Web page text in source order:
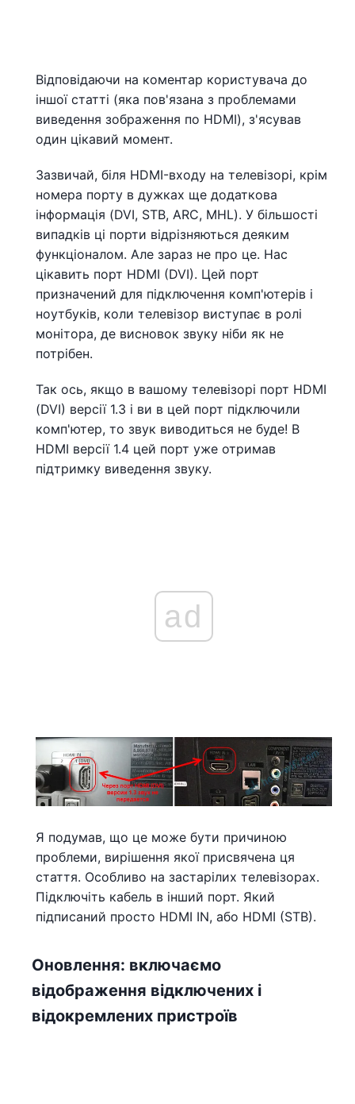
Відповідаючи на коментар користувача до
іншої статті (яка пов'язана з проблемами
виведення зображення по HDMI), з'ясував
один цікавий момент.
Зазвичай, біля HDMI-входу на телевізорі, крім
номера порту в дужках ще додаткова
інформація (DVI, STB, ARC, MHL). У більшості
випадків ці порти відрізняються деяким
функціоналом. Але зараз не про це. Нас
цікавить порт HDMI (DVI). Цей порт
призначений для підключення комп'ютерів і
ноутбуків, коли телевізор виступає в ролі
монітора, де висновок звуку ніби як не
потрібен.
Так ось, якщо в вашому телевізорі порт HDMI
(DVI) версії 1.3 і ви в цей порт підключили
комп'ютер, то звук виводиться не буде! В
HDMI версії 1.4 цей порт уже отримав
підтримку виведення звуку.
ad
Я подумав, що це може бути причиною
проблеми, вирішення якої присвячена ця
стаття. Особливо на застарілих телевізорах.
Підключіть кабель в інший порт. Який
підписаний просто HDMI IN, або HDMI (STB).
Оновлення: включаємо
відображення відключених і
відокремлених пристроїв